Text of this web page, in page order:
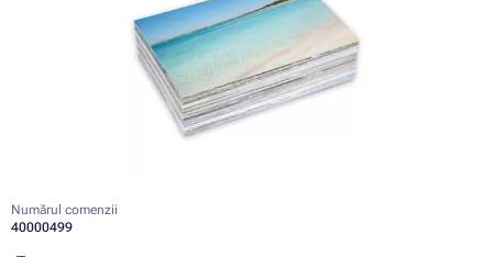
Numărul comenzii
40000499